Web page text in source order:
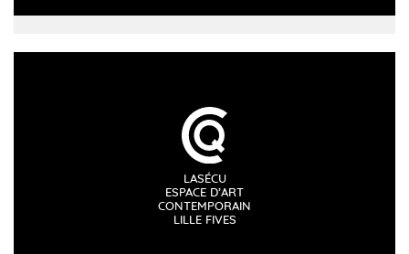
LASÉCU
ESPACE D’ART
CONTEMPORAIN
LILLE FIVES